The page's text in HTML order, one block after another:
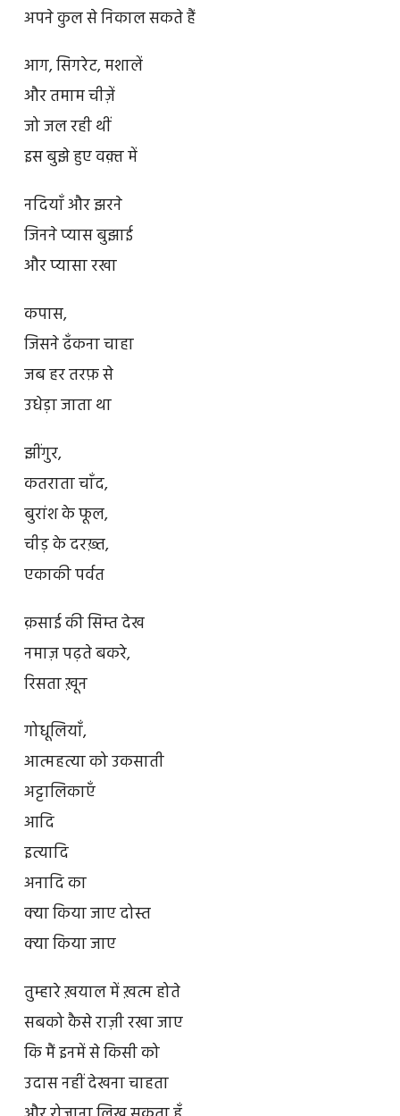
अपने कुल से निकाल सकते हैं
आग, सिगरेट, मशालें
और तमाम चीज़ें
जो जल रही थीं
इस बुझे हुए वक़्त में
नदियाँ और झरने
जिनने प्यास बुझाई
और प्यासा रखा
कपास,
जिसने ढँकना चाहा
जब हर तरफ़ से
उधेड़ा जाता था
झींगुर,
कतराता चाँद,
बुरांश के फूल,
चीड़ के दरख़्त,
एकाकी पर्वत
क़साई की सिम्त देख
नमाज़ पढ़ते बकरे,
रिसता ख़ून
गोधूलियाँ,
आत्महत्या को उकसाती
अट्टालिकाएँ
आदि
इत्यादि
अनादि का
क्या किया जाए दोस्त
क्या किया जाए
तुम्हारे ख़याल में ख़त्म होते
सबको कैसे राज़ी रखा जाए
कि मैं इनमें से किसी को
उदास नहीं देखना चाहता